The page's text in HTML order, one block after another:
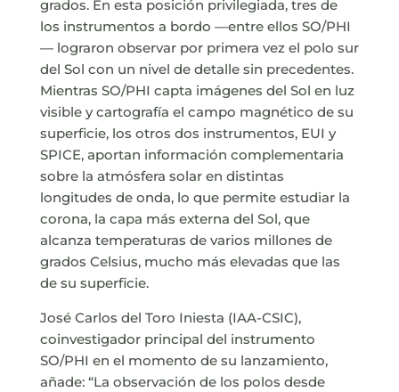
grados. En esta posición privilegiada, tres de
los instrumentos a bordo —entre ellos SO/PHI
— lograron observar por primera vez el polo sur
del Sol con un nivel de detalle sin precedentes.
Mientras SO/PHI capta imágenes del Sol en luz
visible y cartografía el campo magnético de su
superficie, los otros dos instrumentos, EUI y
SPICE, aportan información complementaria
sobre la atmósfera solar en distintas
longitudes de onda, lo que permite estudiar la
corona, la capa más externa del Sol, que
alcanza temperaturas de varios millones de
grados Celsius, mucho más elevadas que las
de su superficie.
José Carlos del Toro Iniesta (IAA-CSIC),
coinvestigador principal del instrumento
SO/PHI en el momento de su lanzamiento,
añade: “La observación de los polos desde